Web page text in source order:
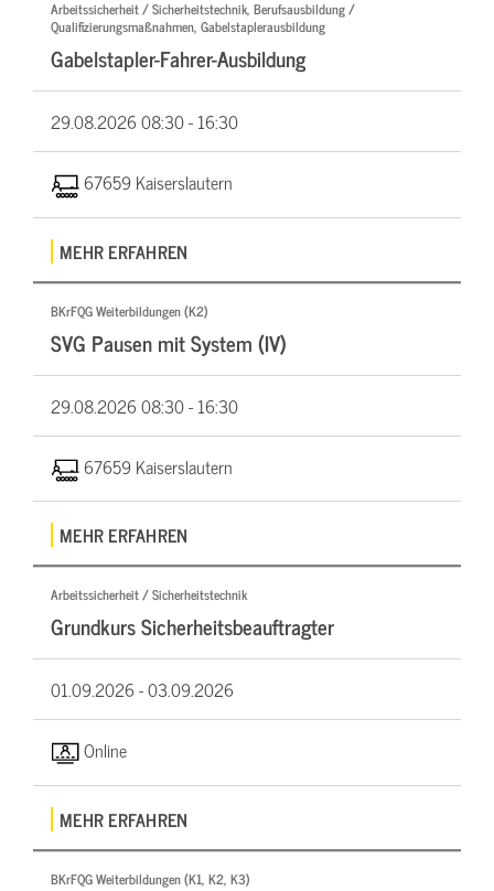
Arbeitssicherheit / Sicherheitstechnik, Berufsausbildung /
Qualifizierungsmaßnahmen, Gabelstaplerausbildung
Gabelstapler-Fahrer-Ausbildung
29.08.202608:30 - 16:30
67659 Kaiserslautern
MEHR ERFAHREN
BKrFQG Weiterbildungen (K2)
SVG Pausen mit System (IV)
29.08.202608:30 - 16:30
67659 Kaiserslautern
MEHR ERFAHREN
Arbeitssicherheit / Sicherheitstechnik
Grundkurs Sicherheitsbeauftragter
01.09.2026 -03.09.2026
Online
MEHR ERFAHREN
BKrFQG Weiterbildungen (K1, K2, K3)